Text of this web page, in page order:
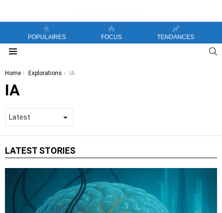
POPULAIRES FOCUS TENDANCES
You are here:
Home Explorations IA
IA
LATEST STORIES